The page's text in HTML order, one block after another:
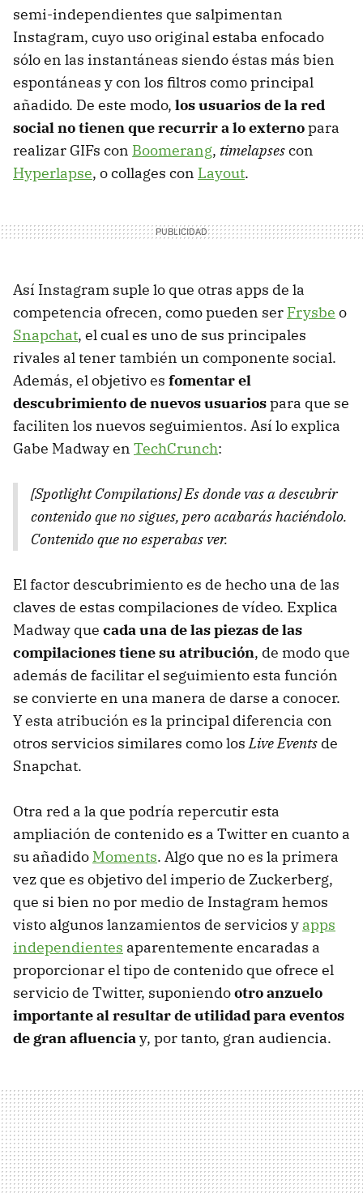
semi-independientes que salpimentan
Instagram, cuyo uso original estaba enfocado
sólo en las instantáneas siendo éstas más bien
espontáneas y con los filtros como principal
añadido. De este modo, los usuarios de la red
social no tienen que recurrir a lo externopara
realizar GIFs con Boomerang, timelapsescon
Hyperlapse, o collages con Layout.
Así Instagram suple lo que otras apps de la
competencia ofrecen, como pueden ser Frysbe o
Snapchat, el cual es uno de sus principales
rivales al tener también un componente social.
Además, el objetivo es fomentar el
descubrimiento de nuevos usuariospara que se
faciliten los nuevos seguimientos. Así lo explica
Gabe Madway en TechCrunch:
[Spotlight Compilations] Es donde vas a descubrir
contenido que no sigues, pero acabarás haciéndolo.
Contenido que no esperabas ver.
El factor descubrimiento es de hecho una de las
claves de estas compilaciones de vídeo. Explica
Madway que cada una de las piezas de las
compilaciones tiene su atribución, de modo que
además de facilitar el seguimiento esta función
se convierte en una manera de darse a conocer.
Y esta atribución es la principal diferencia con
otros servicios similares como losLive Events de
Snapchat.
Otra red a la que podría repercutir esta
ampliación de contenido es a Twitter en cuanto a
su añadido Moments. Algo que no es la primera
vez que es objetivo del imperio de Zuckerberg,
que si bien no por medio de Instagram hemos
visto algunos lanzamientos de servicios y apps
independientes aparentemente encaradas a
proporcionar el tipo de contenido que ofrece el
servicio de Twitter, suponiendootro anzuelo
importante al resultar de utilidad para eventos
de gran afluenciay, por tanto, gran audiencia.